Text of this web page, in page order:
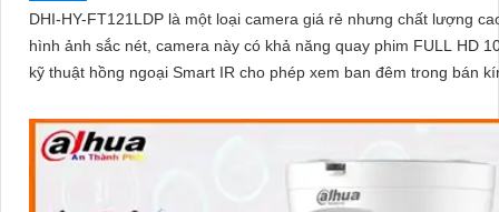
DHI-HY-FT121LDP là một loại camera giá rẻ nhưng chất lượng cao.
hình ảnh sắc nét, camera này có khả năng quay phim FULL HD
kỹ thuật hồng ngoại Smart IR cho phép xem ban đêm trong bán